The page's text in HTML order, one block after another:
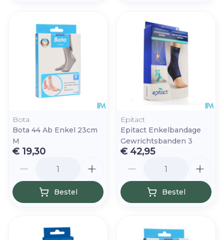
Bota
Bota 44 Ab Enkel 23cm
M
€ 19,30
Bestel
Epitact
Epitact Enkelbandage
Gewrichtsbanden 3
€ 42,95
Bestel